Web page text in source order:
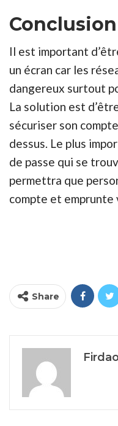
Conclusion
Il est important
un écran car les
dangereux surtout
La solution est
sécuriser son
dessus. Le plus
de passe qui se
permettra que
compte et emprunte
Share